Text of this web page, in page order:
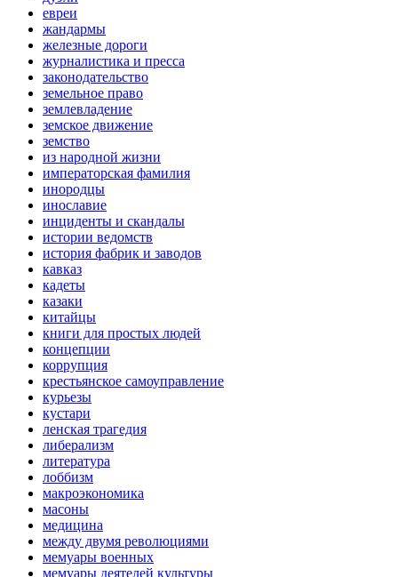
евреи
жандармы
железные дороги
журналистика и пресса
законодательство
земельное право
землевладение
земское движение
земство
из народной жизни
императорская фамилия
инородцы
инославие
инциденты и скандалы
истории ведомств
история фабрик и заводов
кавказ
кадеты
казаки
китайцы
книги для простых людей
концепции
коррупция
крестьянское самоуправление
курьезы
кустари
ленская трагедия
либерализм
литература
лоббизм
макроэкономика
масоны
медицина
между двумя революциями
мемуары военных
мемуары деятелей культуры